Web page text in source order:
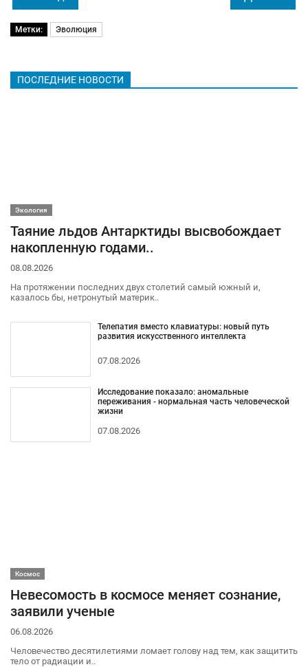
Метки: Эволюция
ПОСЛЕДНИЕ НОВОСТИ
Экология
Таяние льдов Антарктиды высвобождает
накопленную годами..
08.08.2026
На протяжении последних двух столетий самый южный и,
казалось бы, нетронутый материк..
Телепатия вместо клавиатуры: новый путь
развития искусственного интеллекта
07.08.2026
Исследование показало: аномальные
переживания - нормальная часть человеческой
жизни
07.08.2026
Космос
Невесомость в космосе меняет сознание,
заявили ученые
06.08.2026
Человечество десятилетиями ломает голову над тем, как защитить
тело от радиации и..